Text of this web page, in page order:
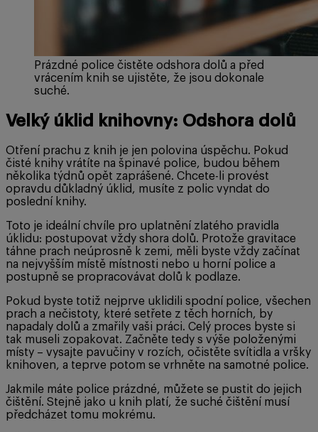
Prázdné police čistěte odshora dolů a před
vrácením knih se ujistěte, že jsou dokonale
suché.
Velký úklid knihovny: Odshora dolů
Otření prachu z knih je jen polovina úspěchu. Pokud
čisté knihy vrátíte na špinavé police, budou během
několika týdnů opět zaprášené. Chcete-li provést
opravdu důkladný úklid, musíte z polic vyndat do
poslední knihy.
Toto je ideální chvíle pro uplatnění zlatého pravidla
úklidu: postupovat vždy shora dolů. Protože gravitace
táhne prach neúprosně k zemi, měli byste vždy začínat
na nejvyšším místě místnosti nebo u horní police a
postupně se propracovávat dolů k podlaze.
Pokud byste totiž nejprve uklidili spodní police, všechen
prach a nečistoty, které setřete z těch horních, by
napadaly dolů a zmařily vaši práci. Celý proces byste si
tak museli zopakovat. Začněte tedy s výše položenými
místy – vysajte pavučiny v rozích, očistěte svítidla a vršky
knihoven, a teprve potom se vrhněte na samotné police.
Jakmile máte police prázdné, můžete se pustit do jejich
čištění. Stejně jako u knih platí, že suché čištění musí
předcházet tomu mokrému.